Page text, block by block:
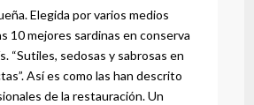
Elegida por varios medios
10 mejores sardinas en conserva
“Sutiles, sedosas y sabrosas en
Así es como las han descrito
de la restauración. Un